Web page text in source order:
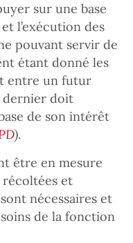
sur une base
l’exécution des
pouvant servir de
étant donné les
entre un futur
dernier doit
de son intérêt
).
être en mesure
récoltées et
nécessaires et
de la fonction